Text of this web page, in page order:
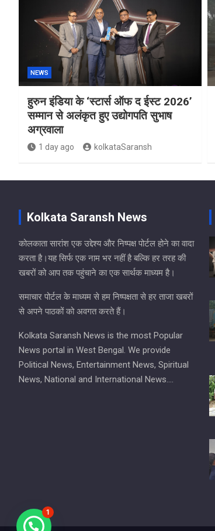
NEWS
हुरुन इंडिया के ‘स्टार्स ऑफ द ईस्ट 2026’
सम्मान से अलंकृत हुए उद्योगपति सुभाष
अग्रवाला
1 day ago kolkataSaransh
Kolkata Saransh News
कोलकाता सारांश एक उद्देश्य और निष्पक्ष पोर्टल होने का वादा
करता है।यह सिर्फ एक नाम भर नहीं है बल्कि हर तरह की
खबरों को आप तक पहुंचाने का एक सार्थक माध्यम है।
समाचार पोर्टल के माध्यम से हम निष्पक्षता से हर ताजा खबरों
से अपने पाठकों को अवगत करते हैं।
Kolkata Saransh News is the most Popular
News portal in West Bengal. We provide
Political News, Entertainment News, Spiritual
News, National and International News….
1